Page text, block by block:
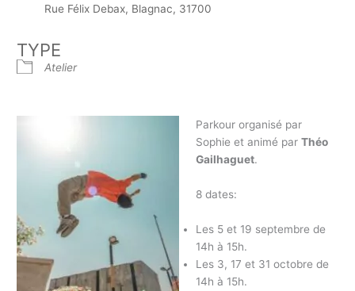
Rue Félix Debax, Blagnac, 31700
TYPE
Atelier
Parkour organisé par
Sophie et animé par Théo
Gailhaguet.
8 dates:
Les 5 et 19 septembre de
14h à 15h.
Les 3, 17 et 31 octobre de
14h à 15h.